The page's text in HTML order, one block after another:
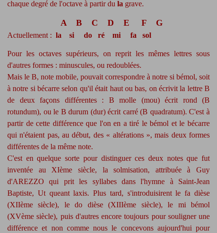
chaque degré de l'octave à partir du la grave.
A B C D E F G
Actuellement : la si do ré mi fa sol
Pour les octaves supérieurs, on reprit les mêmes lettres sous
d'autres formes : minuscules, ou redoublées.
Mais le B, note mobile, pouvait correspondre à notre si bémol, soit
à notre si bécarre selon qu'il était haut ou bas, on écrivit la lettre B
de deux façons différentes : B molle (mou) écrit rond (B
rotundum), ou le B durum (dur) écrit carré (B quadratum). C'est à
partir de cette différence que l'on en a tiré le bémol et le bécarre
qui n'étaient pas, au début, des « altérations », mais deux formes
différentes de la même note.
C'est en quelque sorte pour distinguer ces deux notes que fut
inventée au XIème siècle, la solmisation, attribuée à Guy
d'AREZZO qui prit les syllabes dans l'hymne à Saint-Jean
Baptiste, Ut queant laxis. Plus tard, s'introduisirent le fa dièse
(XIIème siècle), le do dièse (XIIIème siècle), le mi bémol
(XVème siècle), puis d'autres encore toujours pour souligner une
différence et non comme nous le concevons aujourd'hui pour